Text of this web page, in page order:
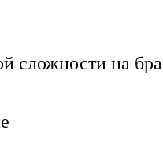
сложности на